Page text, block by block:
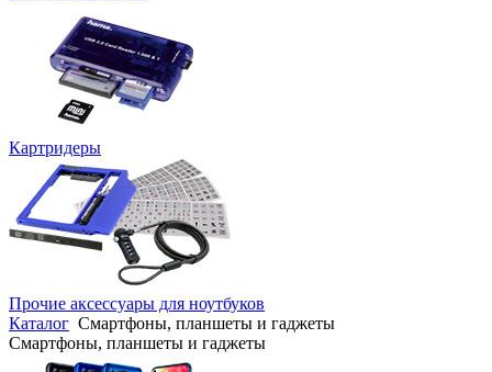
Картридеры
Прочие аксессуары для ноутбуков
Каталог Смартфоны, планшеты и гаджеты
Смартфоны, планшеты и гаджеты